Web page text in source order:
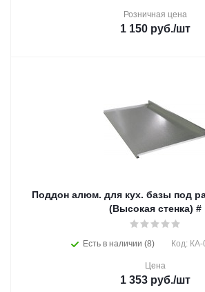
Розничная цена
1 150 руб./шт
Поддон алюм. для кух. базы под
(Высокая стенка) #
Есть в наличии (8) Код:
Цена
1 353 руб./шт